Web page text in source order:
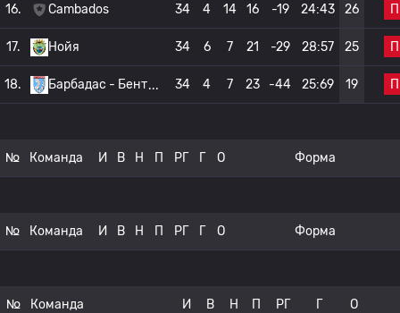
16. Cambados 34 4 14 16 -19 24:43 26 П
17. Нойя 34 6 7 21 -29 28:57 25 П
18. Барбадас - Бент 34 4 7 23 -44 25:69 19 П
№ Команда И В Н П РГ Г О Форма
№ Команда И В Н П РГ Г О Форма
№ Команда И В Н П РГ Г О